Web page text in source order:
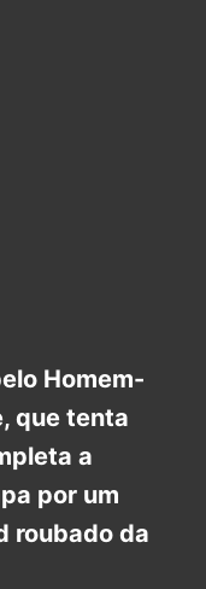
Homem-
que tenta
a
por um
roubado da